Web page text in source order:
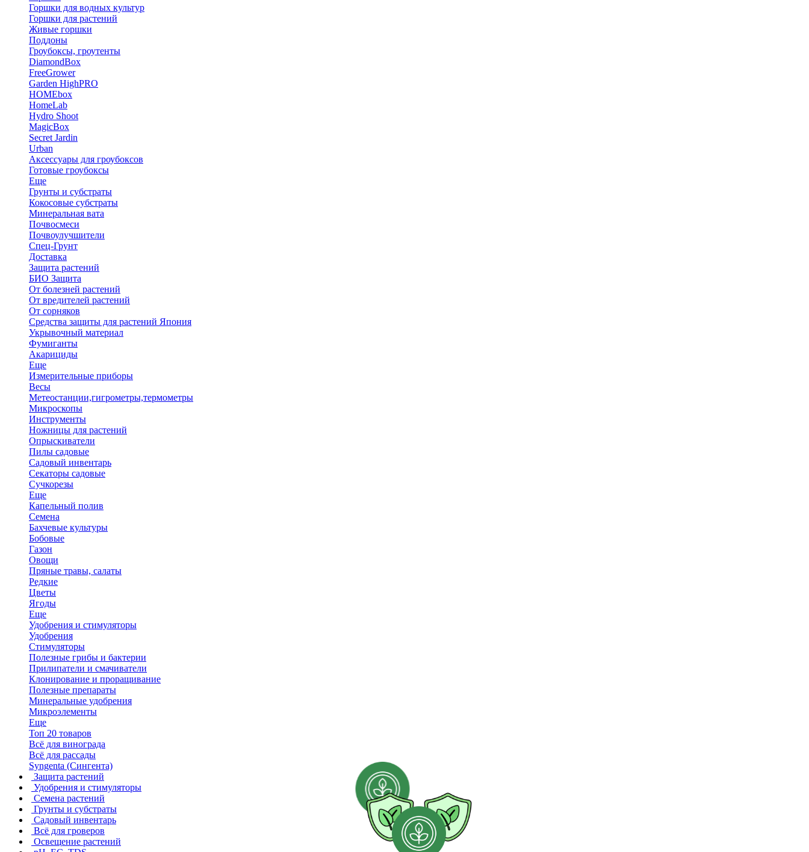
Горшки для водных культур
Горшки для растений
Живые горшки
Поддоны
Гроубоксы, гроутенты
DiamondBox
FreeGrower
Garden HighPRO
HOMEbox
HomeLab
Hydro Shoot
MagicBox
Secret Jardin
Urban
Аксессуары для гроубоксов
Готовые гроубоксы
Еще
Грунты и субстраты
Кокосовые субстраты
Минеральная вата
Почвосмеси
Почвоулучшители
Спец-Грунт
Доставка
Защита растений
БИО Защита
От болезней растений
От вредителей растений
От сорняков
Средства защиты для растений Япония
Укрывочный материал
Фумиганты
Акарициды
Еще
Измерительные приборы
Весы
Метеостанции,гигрометры,термометры
Микроскопы
Инструменты
Ножницы для растений
Опрыскиватели
Пилы садовые
Садовый инвентарь
Секаторы садовые
Сучкорезы
Еще
Капельный полив
Семена
Бахчевые культуры
Бобовые
Газон
Овощи
Пряные травы, салаты
Редкие
Цветы
Ягоды
Еще
Удобрения и стимуляторы
Удобрения
Стимуляторы
Полезные грибы и бактерии
Прилипатели и смачиватели
Клонирование и проращивание
Полезные препараты
Минеральные удобрения
Микроэлементы
Еще
Топ 20 товаров
Всё для винограда
Всё для рассады
Syngenta (Сингента)
Защита растений
Удобрения и стимуляторы
Семена растений
Грунты и субстраты
Садовый инвентарь
Всё для гроверов
Освещение растений